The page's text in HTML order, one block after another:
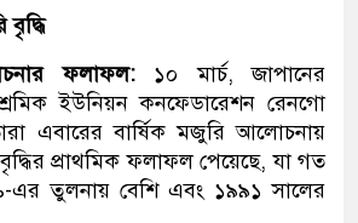
বৃদ্ধি
ফলাফল:১০ মার্চ, জাপানের
ইউনিয়ন কনফেডারেশন রেনগো
এবারের বার্ষিক মজুরি আলোচনায়
প্রাথমিক ফলাফল পেয়েছে, যা গত
এর তুলনায় বেশি এবং ১৯৯১ সালের